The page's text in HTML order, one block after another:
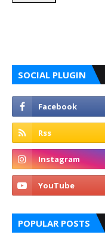
SOCIAL PLUGIN
POPULAR POSTS